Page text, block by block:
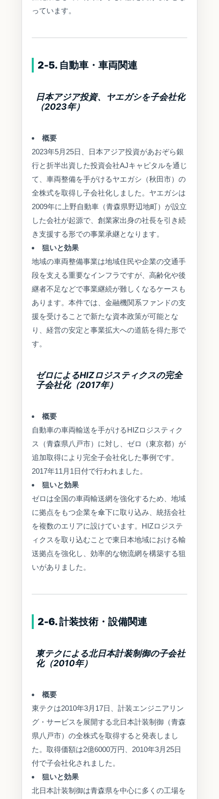
っています。
2-5. 自動車・車両関連
日本アジア投資、ヤエガシを子会社化
（2023年）
概要
2023年5月25日、日本アジア投資があおぞら銀
行と折半出資した投資会社AJキャピタルを通じ
て、車両整備を手がけるヤエガシ（秋田市）の
全株式を取得し子会社化しました。ヤエガシは
2009年に上野自動車（青森県野辺地町）が設立
した会社が起源で、創業家出身の社長を引き続
き支援する形での事業承継となります。
狙いと効果
地域の車両整備事業は地域住民や企業の交通手
段を支える重要なインフラですが、高齢化や後
継者不足などで事業継続が難しくなるケースも
あります。本件では、金融機関系ファンドの支
援を受けることで新たな資本政策が可能とな
り、経営の安定と事業拡大への道筋を得た形で
す。
ゼロによるHIZロジスティクスの完全
子会社化（2017年）
概要
自動車の車両輸送を手がけるHIZロジスティク
ス（青森県八戸市）に対し、ゼロ（東京都）が
追加取得により完全子会社化した事例です。
2017年11月1日付で行われました。
狙いと効果
ゼロは全国の車両輸送網を強化するため、地域
に拠点をもつ企業を傘下に取り込み、統括会社
を複数のエリアに設けています。HIZロジステ
ィクスを取り込むことで東日本地域における輸
送拠点を強化し、効率的な物流網を構築する狙
いがありました。
2-6. 計装技術・設備関連
東テクによる北日本計装制御の子会社
化（2010年）
概要
東テクは2010年3月17日、計装エンジニアリン
グ・サービスを展開する北日本計装制御（青森
県八戸市）の全株式を取得すると発表しまし
た。取得価額は2億6000万円、2010年3月25日
付で子会社化されました。
狙いと効果
北日本計装制御は青森県を中心に多くの工場を